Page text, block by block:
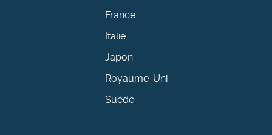
France
Italie
Japon
Royaume-Uni
Suède